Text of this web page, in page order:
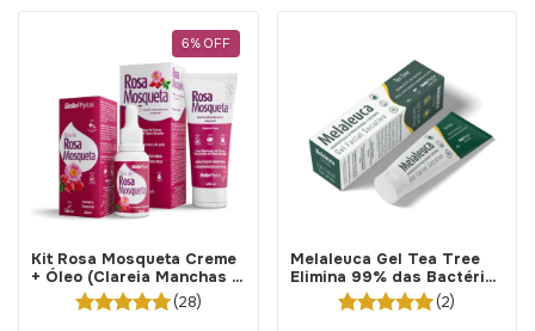
6% OFF
Kit Rosa Mosqueta Creme
+ Óleo (Clareia Manchas e
Axilas) - BellaPhytus
(28)
Melaleuca Gel Tea Tree
Elimina 99% das Bactérias
da Acne 30g - BellaPhytus
(2)